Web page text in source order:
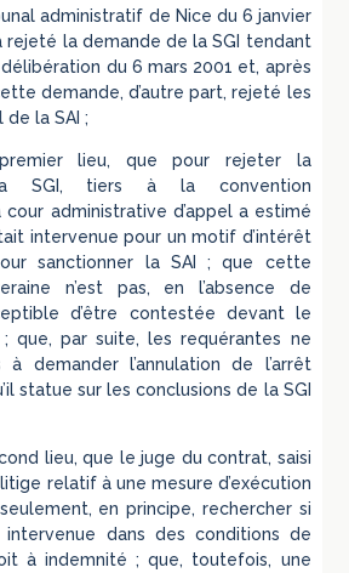
administratif de Nice du 6 janvier
rejeté la demande de la SGI tendant
délibération du 6 mars 2001 et, après
demande, d’autre part, rejeté les
de la SAI ;
lieu, que pour rejeter la
SGI, tiers à la convention
cour administrative d’appel a estimé
intervenue pour un motif d’intérêt
sanctionner la SAI ; que cette
n’est pas, en l’absence de
d’être contestée devant le
que, par suite, les requérantes ne
demander l’annulation de l’arrêt
statue sur les conclusions de la SGI
lieu, que le juge du contrat, saisi
relatif à une mesure d’exécution
en principe, rechercher si
dans des conditions de
à indemnité ; que, toutefois, une